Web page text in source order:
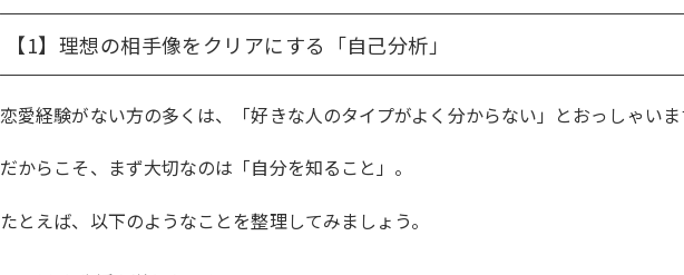
【1】理想の相手像をクリアにする「自己分析」
恋愛経験がない方の多くは、「好きな人のタイプがよく分からない」とおっしゃいま
だからこそ、まず大切なのは「自分を知ること」。
たとえば、以下のようなことを整理してみましょう。